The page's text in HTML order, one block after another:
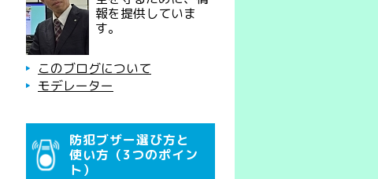
報を提供していま
す。
このブログについて
モデレーター
防犯ブザー選び方と
使い方（3つのポイン
ト）